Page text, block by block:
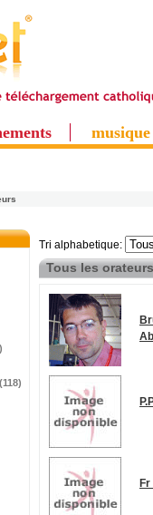
musique
Tri alphabetique:
Tous les orateurs